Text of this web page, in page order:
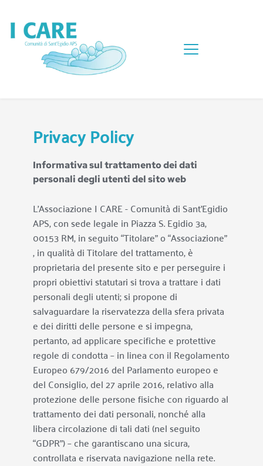
Privacy Policy
Informativa sul trattamento dei dati
personali degli utenti del sito web
L'Associazione I CARE - Comunità di Sant'Egidio
APS, con sede legale in Piazza S. Egidio 3a,
00153 RM, in seguito “Titolare” o “Associazione”
, in qualità di Titolare del trattamento, è
proprietaria del presente sito e per perseguire i
propri obiettivi statutari si trova a trattare i dati
personali degli utenti; si propone di
salvaguardare la riservatezza della sfera privata
e dei diritti delle persone e si impegna,
pertanto, ad applicare specifiche e protettive
regole di condotta – in linea con il Regolamento
Europeo 679/2016 del Parlamento europeo e
del Consiglio, del 27 aprile 2016, relativo alla
protezione delle persone fisiche con riguardo al
trattamento dei dati personali, nonché alla
libera circolazione di tali dati (nel seguito
“GDPR”) – che garantiscano una sicura,
controllata e riservata navigazione nella rete.